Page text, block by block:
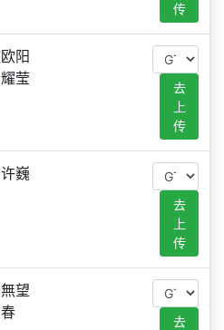
传
欧阳
耀莹
去
上
传
许巍
去
上
传
無望
春
去